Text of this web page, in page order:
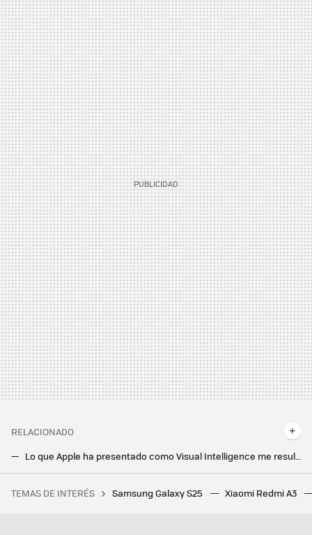
RELACIONADO
He probado Gemini en Gmail y ahora no pienso volver atrás: la IA es realmente útil
Lo malo del Samsung Galaxy S24 FE es que se lanzó con un precio muy alto. Ya no es un problema
TEMAS DE INTERÉS Samsung Galaxy S25 Xiaomi Redmi A3